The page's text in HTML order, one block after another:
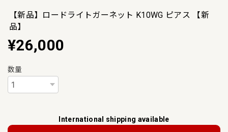
【新品】ロードライトガーネット K10WG ピアス 【新
品】
¥26,000
数量
International shipping available